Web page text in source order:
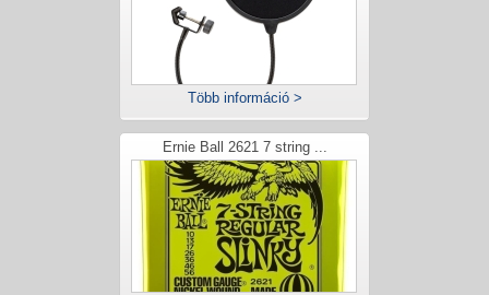
Több információ >
Ernie Ball 2621 7 string ...